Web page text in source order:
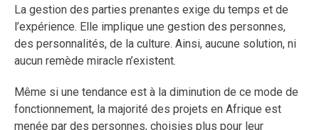
La gestion des parties prenantes exige du temps et de
l’expérience. Elle implique une gestion des personnes,
des personnalités, de la culture. Ainsi, aucune solution, ni
aucun remède miracle n’existent.
Même si une tendance est à la diminution de ce mode de
fonctionnement, la majorité des projets en Afrique est
menée par des personnes, choisies plus pour leur